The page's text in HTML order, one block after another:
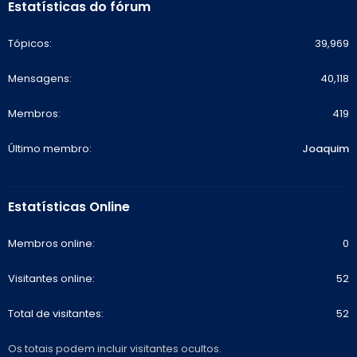
Estatísticas do fórum
Tópicos 39,969
Mensagens 40,118
Membros 419
Último membro Joaquim
Estatísticas Online
Membros online 0
Visitantes online 52
Total de visitantes 52
Os totais podem incluir visitantes ocultos.